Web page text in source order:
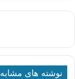
نوشته های مشابه